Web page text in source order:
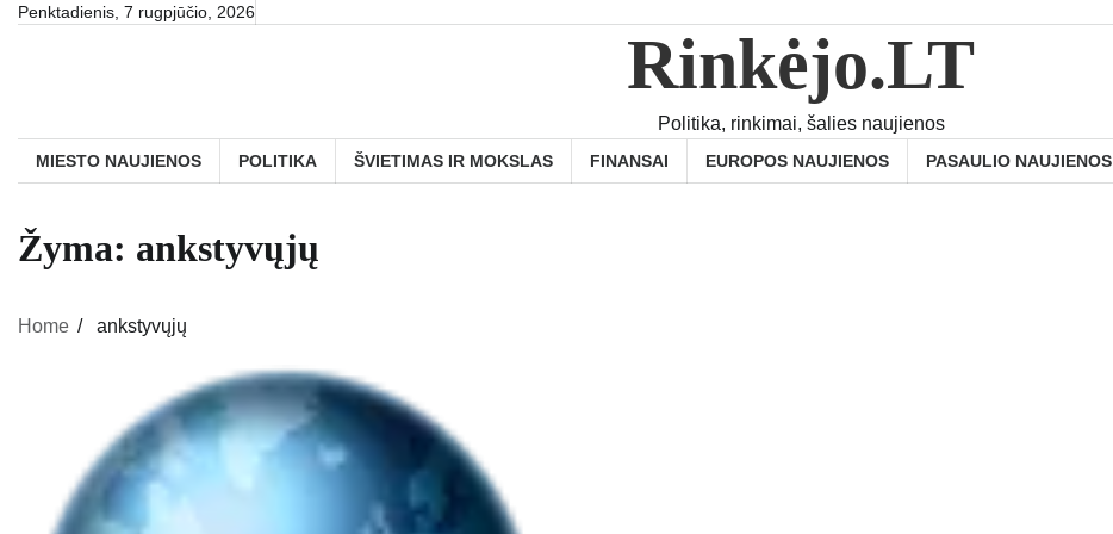
SkipPenktadienis, 7 rugpjūčio, 2026
Rinkėjo.LT
Politika, rinkimai, šalies naujienos
MIESTO NAUJIENOS POLITIKA ŠVIETIMAS IR MOKSLAS FINANSAI EUROPOS NAUJIENOS PASAULIO NAUJIENOS
Žyma: ankstyvųjų
Home ankstyvųjų